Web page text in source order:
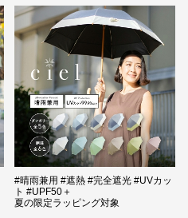
#晴雨兼用 #遮熱 #完全遮光 #UVカッ
ト #UPF50＋
夏の限定ラッピング対象